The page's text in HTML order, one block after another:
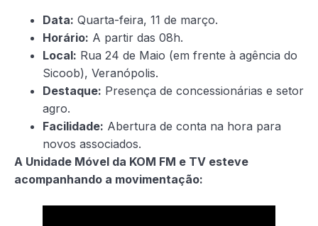
Data: Quarta-feira, 11 de março.
Horário: A partir das 08h.
Local: Rua 24 de Maio (em frente à agência do
Sicoob), Veranópolis.
Destaque: Presença de concessionárias e setor
agro.
Facilidade: Abertura de conta na hora para
novos associados.
A Unidade Móvel da KOM FM e TV esteve
acompanhando a movimentação: